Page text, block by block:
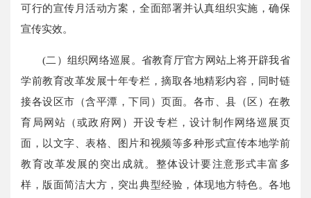
可行的宣传月活动方案，全面部署并认真组织实施，确保
宣传实效。
(二）组织网络巡展。省教育厅官方网站上将开辟我省
学前教育改革发展十年专栏，摘取各地精彩内容，同时链
接各设区市（含平潭，下同）页面。各市、县（区）在教
育局网站（或政府网）开设专栏，设计制作网络巡展页
面，以文字、表格、图片和视频等多种形式宣传本地学前
教育改革发展的突出成就。整体设计要注意形式丰富多
样，版面简洁大方，突出典型经验，体现地方特色。各地